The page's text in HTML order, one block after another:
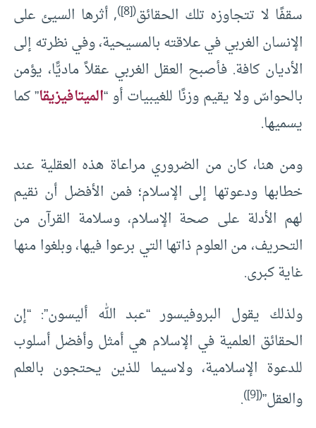
سقفًا لا تتجاوزه تلك الحقائق(
[8]
), أثرها السيئ على
الإنسان الغربي في علاقته بالمسيحية، وفي نظرته إلى
الأديان كافة. فأصبح العقل الغربي عقلاً ماديًّا، يؤمن
بالحواسّ ولا يقيم وزنًا للغيبيات أو “الميتافيزيقا” كما
يسميها.
ومن هنا، كان من الضروري مراعاة هذه العقلية عند
خطابها ودعوتها إلى الإسلام؛ فمن الأفضل أن نقيم
لهم الأدلة على صحة الإسلام، وسلامة القرآن من
التحريف، من العلوم ذاتها التي برعوا فيها، وبلغوا منها
غاية كبرى.
ولذلك يقول البروفيسور “عبد الله أليسون”: “إن
الحقائق العلمية في الإسلام هي أمثل وأفضل أسلوب
للدعوة الإسلامية، ولاسيما للذين يحتجون بالعلم
والعقل”(
[9]
)
.